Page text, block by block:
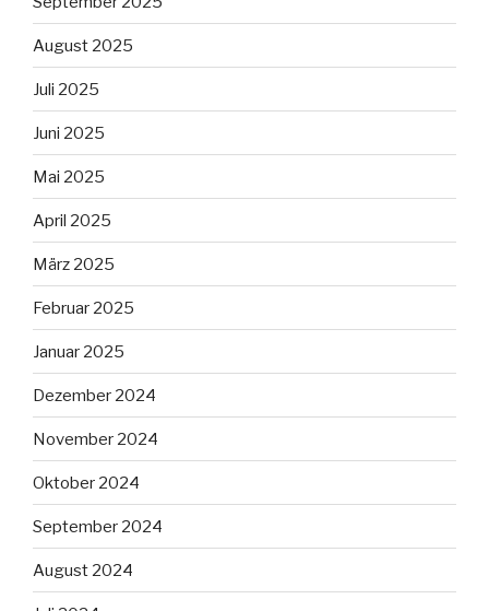
August 2025
Juli 2025
Juni 2025
Mai 2025
April 2025
März 2025
Februar 2025
Januar 2025
Dezember 2024
November 2024
Oktober 2024
September 2024
August 2024